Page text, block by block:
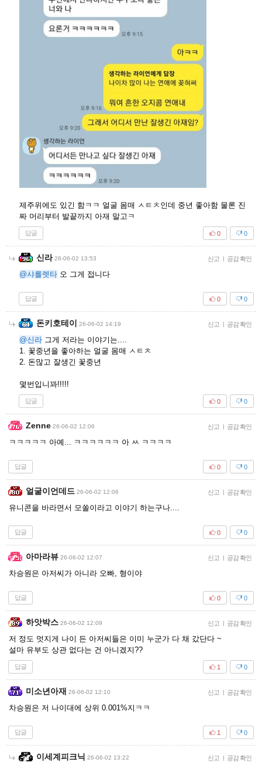
제주위에도 있긴 함ㅋㅋ 얼굴 몸매 ㅅㅌㅊ인데 중년 좋아함 물론 진
짜 머리부터 발끝까지 아재 말고ㅋ
답글 0
0
신라 26-06-02 13:53 신고 | 공감 확인
@샤를렛타 오 그게 접니다
답글 0
0
돈키호테이 26-06-02 14:19 신고 | 공감 확인
@신라 그게 저라는 이야기는....
1. 꽃중년을 좋아하는 얼굴 몸매 ㅅㅌㅊ
2. 돈많고 잘생긴 꽃중년
몇번입니꽈!!!!!
답글 0
0
Zenne 26-06-02 12:06 신고 | 공감 확인
ㅋㅋㅋㅋㅋ 아예... ㅋㅋㅋㅋㅋㅋ 아 ㅆ ㅋㅋㅋㅋ
답글 0
0
얼굴이언데드 26-06-02 12:06 신고 | 공감 확인
유니콘을 바라면서 모쏠이라고 이야기 하는구나....
답글 0
0
아마라뷰 26-06-02 12:07 신고 | 공감 확인
차승원은 아저씨가 아니라 오빠, 형이야
답글 0
0
하앗박스 26-06-02 12:09 신고 | 공감 확인
저 정도 멋지게 나이 든 아저씨들은 이미 누군가 다 채 갔단다 ~
설마 유부도 상관 없다는 건 아니겠지??
답글 0
1
미소년아재 26-06-02 12:10 신고 | 공감 확인
차승원은 저 나이대에 상위 0.001%지ㅋㅋ
답글 0
1
이세계피크닉 26-06-02 13:22 신고 | 공감 확인